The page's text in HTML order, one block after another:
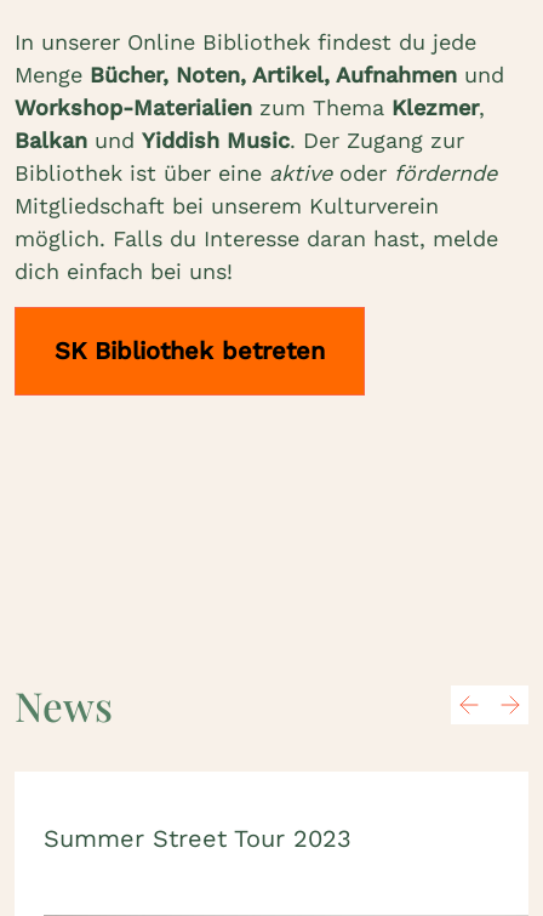
In unserer Online Bibliothek findest du jede
Menge Bücher, Noten, Artikel, Aufnahmen und
Workshop-Materialien zum Thema Klezmer,
Balkan und Yiddish Music. Der Zugang zur
Bibliothek ist über eine aktiveoder fördernde
Mitgliedschaft bei unserem Kulturverein
möglich. Falls du Interesse daran hast, melde
dich einfach bei uns!
SK Bibliothek betreten
News
Summer Street Tour 2023